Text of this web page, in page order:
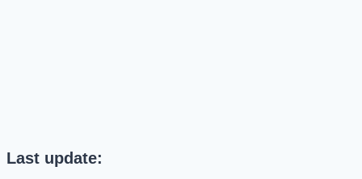
Last update: